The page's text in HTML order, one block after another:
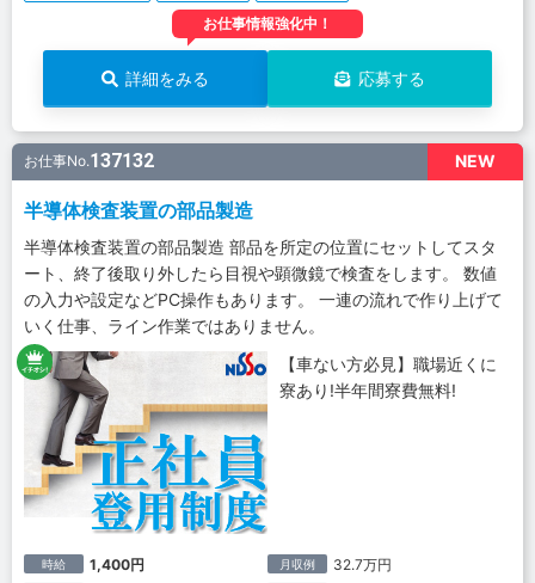
お仕事情報強化中！
詳細をみる 応募する
NEW
お仕事No.137132
半導体検査装置の部品製造
半導体検査装置の部品製造 部品を所定の位置にセットしてスタ
ート、終了後取り外したら目視や顕微鏡で検査をします。 数値
の入力や設定などPC操作もあります。 一連の流れで作り上げて
いく仕事、ライン作業ではありません。
【車ない方必見】職場近くに
寮あり!半年間寮費無料!
時給 1,400円 月収例 32.7万円